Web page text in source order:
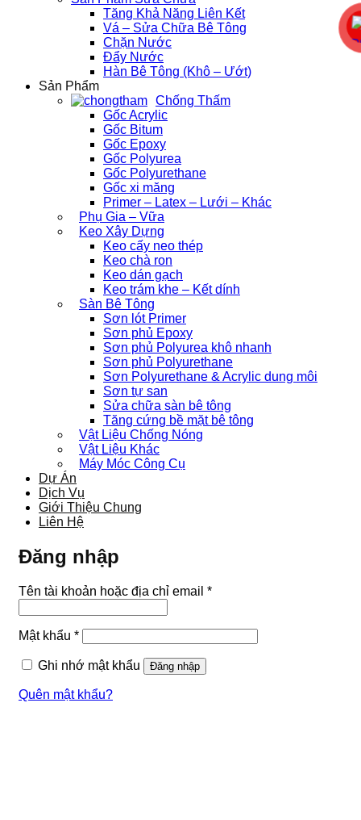
Tăng Khả Năng Liên Kết
Vá – Sửa Chữa Bê Tông
Chặn Nước
Đẩy Nước
Hàn Bê Tông (Khô – Ướt)
Sản Phẩm
Chống Thấm
Gốc Acrylic
Gốc Bitum
Gốc Epoxy
Gốc Polyurea
Gốc Polyurethane
Gốc xi măng
Primer – Latex – Lưới – Khác
Phụ Gia – Vữa
Keo Xây Dựng
Keo cấy neo thép
Keo chà ron
Keo dán gạch
Keo trám khe – Kết dính
Sàn Bê Tông
Sơn lót Primer
Sơn phủ Epoxy
Sơn phủ Polyurea khô nhanh
Sơn phủ Polyurethane
Sơn Polyurethane & Acrylic dung môi
Sơn tự san
Sửa chữa sàn bê tông
Tăng cứng bề mặt bê tông
Vật Liệu Chống Nóng
Vật Liệu Khác
Máy Móc Công Cụ
Dự Án
Dịch Vụ
Giới Thiệu Chung
Liên Hệ
Đăng nhập
Tên tài khoản hoặc địa chỉ email *Bắt
Mật khẩu *Bắt
Ghi nhớ mật khẩu
Đăng nhập
Quên mật khẩu?